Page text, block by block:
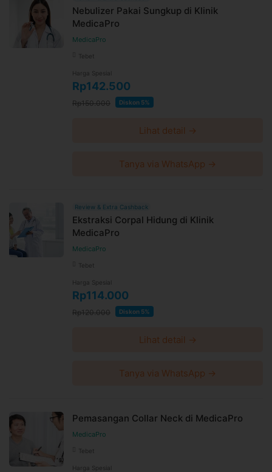
Nebulizer Pakai Sungkup di Klinik
MedicaPro
MedicaPro
Tebet
Harga Spesial
Rp142.500
Rp150.000 Diskon 5%
Lihat detail →
Tanya via WhatsApp →
Review & Extra Cashback
Ekstraksi Corpal Hidung di Klinik
MedicaPro
MedicaPro
Tebet
Harga Spesial
Rp114.000
Rp120.000 Diskon 5%
Lihat detail →
Tanya via WhatsApp →
Pemasangan Collar Neck di MedicaPro
MedicaPro
Tebet
Harga Spesial